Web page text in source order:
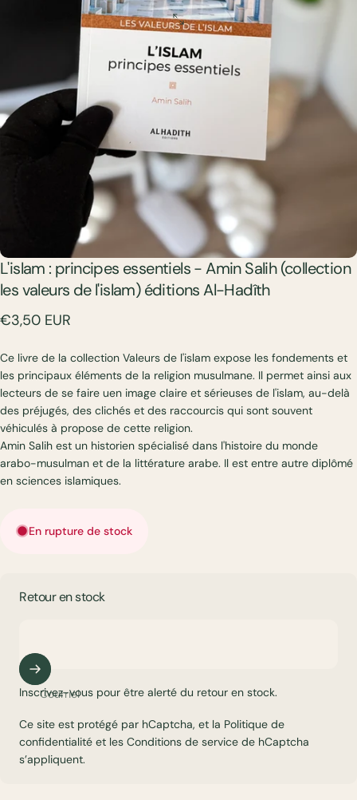
L'islam : principes essentiels- AminSalih (collection
lesvaleurs de l'islam) éditions Al-Hadîth
€3,50 EUR
Ce livre de la collection Valeurs de l'islam expose les fondements et
les principaux éléments de la religion musulmane. Il permet ainsi aux
lecteurs de se faire uen image claire et sérieuses de l'islam, au-delà
des préjugés, des clichés et des raccourcis qui sont souvent
véhiculés à propose de cette religion.
Amin Salih est un historien spécialisé dans l'histoire du monde
arabo-musulman et de la littérature arabe. Il est entre autre diplômé
en sciences islamiques.
En rupture de stock
Retour en stock
Courriel
Inscrivez-vous pour être alerté du retour en stock.
Ce site est protégé par hCaptcha, et la Politique de
confidentialité et les Conditions de service de hCaptcha
s’appliquent.